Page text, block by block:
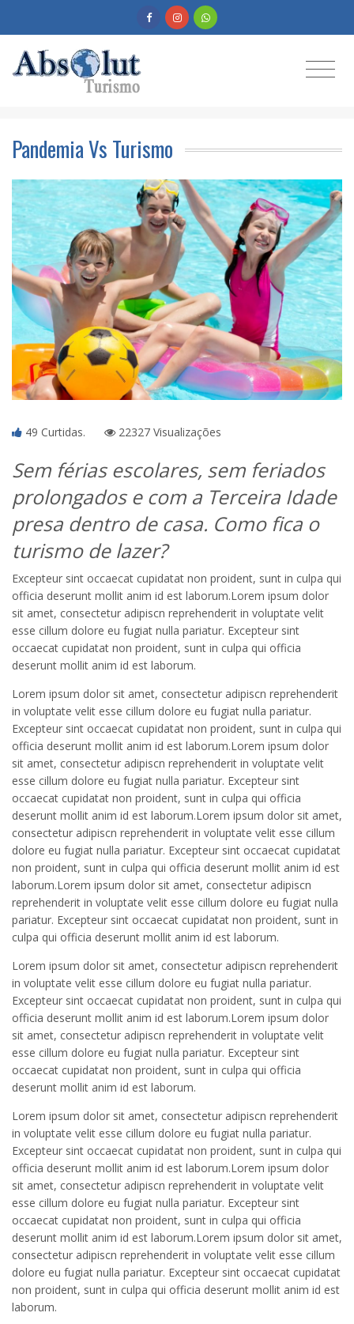
Pandemia Vs Turismo
49 Curtidas. 22327 Visualizações
Sem férias escolares, sem feriados
prolongados e com a Terceira Idade
presa dentro de casa. Como fica o
turismo de lazer?
Excepteur sint occaecat cupidatat non proident, sunt in culpa qui
officia deserunt mollit anim id est laborum.Lorem ipsum dolor
sit amet, consectetur adipiscn reprehenderit in voluptate velit
esse cillum dolore eu fugiat nulla pariatur. Excepteur sint
occaecat cupidatat non proident, sunt in culpa qui officia
deserunt mollit anim id est laborum.
Lorem ipsum dolor sit amet, consectetur adipiscn reprehenderit
in voluptate velit esse cillum dolore eu fugiat nulla pariatur.
Excepteur sint occaecat cupidatat non proident, sunt in culpa qui
officia deserunt mollit anim id est laborum.Lorem ipsum dolor
sit amet, consectetur adipiscn reprehenderit in voluptate velit
esse cillum dolore eu fugiat nulla pariatur. Excepteur sint
occaecat cupidatat non proident, sunt in culpa qui officia
deserunt mollit anim id est laborum.Lorem ipsum dolor sit amet,
consectetur adipiscn reprehenderit in voluptate velit esse cillum
dolore eu fugiat nulla pariatur. Excepteur sint occaecat cupidatat
non proident, sunt in culpa qui officia deserunt mollit anim id est
laborum.Lorem ipsum dolor sit amet, consectetur adipiscn
reprehenderit in voluptate velit esse cillum dolore eu fugiat nulla
pariatur. Excepteur sint occaecat cupidatat non proident, sunt in
culpa qui officia deserunt mollit anim id est laborum.
Lorem ipsum dolor sit amet, consectetur adipiscn reprehenderit
in voluptate velit esse cillum dolore eu fugiat nulla pariatur.
Excepteur sint occaecat cupidatat non proident, sunt in culpa qui
officia deserunt mollit anim id est laborum.Lorem ipsum dolor
sit amet, consectetur adipiscn reprehenderit in voluptate velit
esse cillum dolore eu fugiat nulla pariatur. Excepteur sint
occaecat cupidatat non proident, sunt in culpa qui officia
deserunt mollit anim id est laborum.
Lorem ipsum dolor sit amet, consectetur adipiscn reprehenderit
in voluptate velit esse cillum dolore eu fugiat nulla pariatur.
Excepteur sint occaecat cupidatat non proident, sunt in culpa qui
officia deserunt mollit anim id est laborum.Lorem ipsum dolor
sit amet, consectetur adipiscn reprehenderit in voluptate velit
esse cillum dolore eu fugiat nulla pariatur. Excepteur sint
occaecat cupidatat non proident, sunt in culpa qui officia
deserunt mollit anim id est laborum.Lorem ipsum dolor sit amet,
consectetur adipiscn reprehenderit in voluptate velit esse cillum
dolore eu fugiat nulla pariatur. Excepteur sint occaecat cupidatat
non proident, sunt in culpa qui officia deserunt mollit anim id est
laborum.